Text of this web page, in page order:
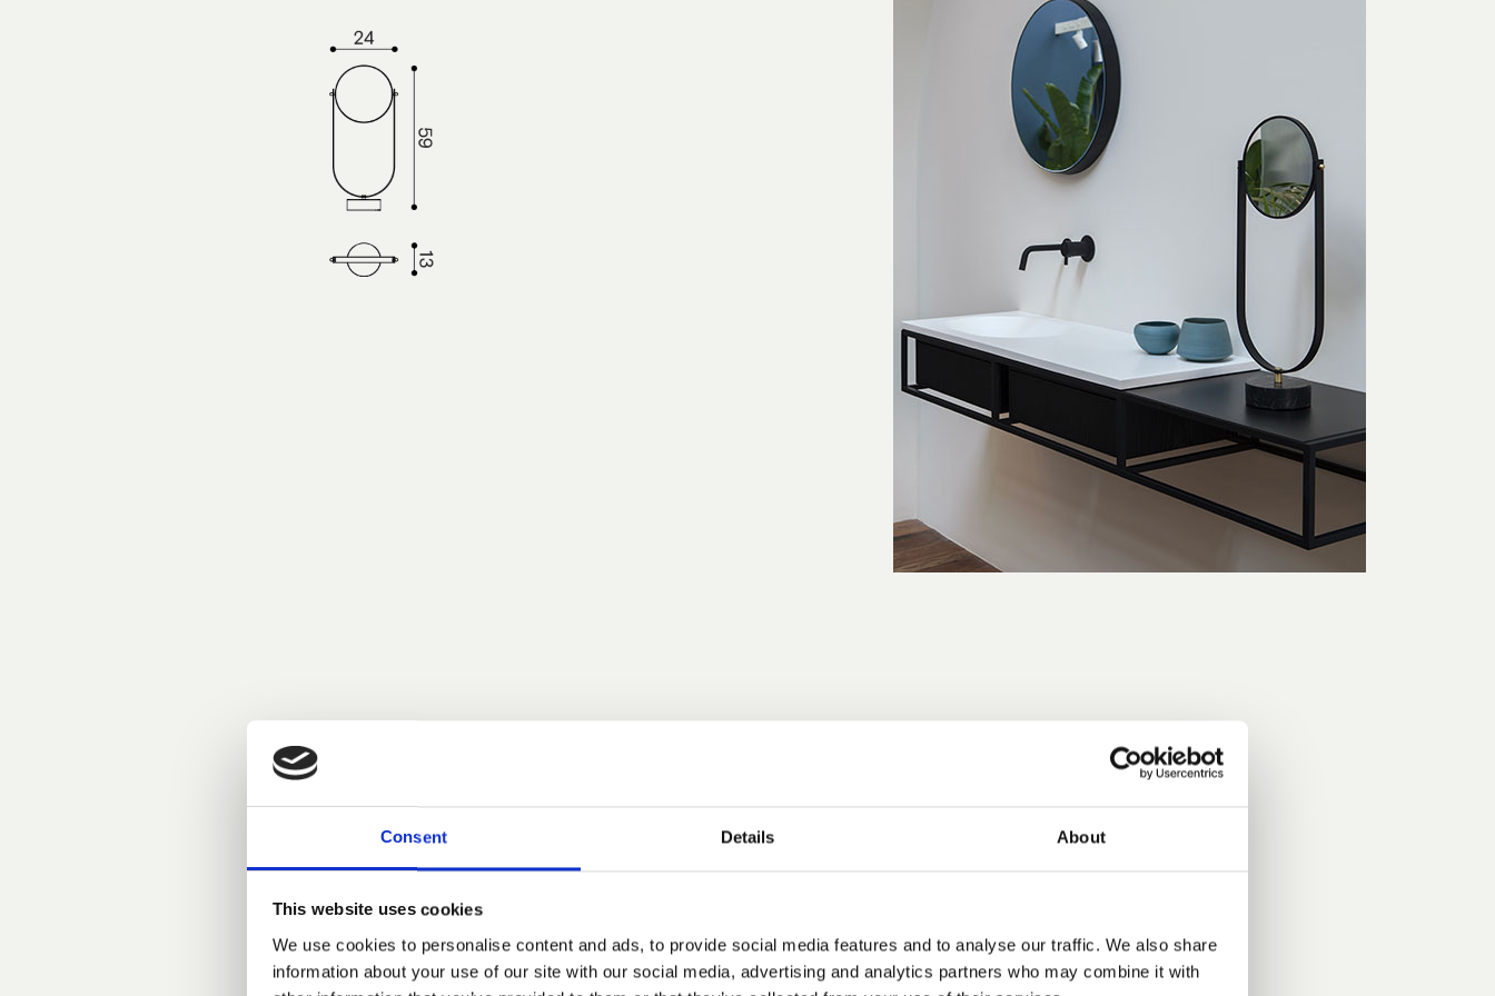
Consent Details About
This website uses cookies
We use cookies to personalise content and ads, to provide social media features and to analyse our traffic. We also share
information about your use of our site with our social media, advertising and analytics partners who may combine it with
Designer
Bernhardt & Vella